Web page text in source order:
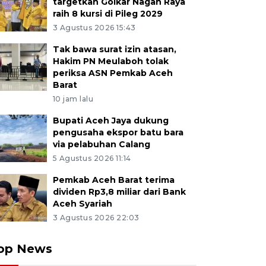
raih 8 kursi di Pileg 2029
3 Agustus 2026 15:43
Tak bawa surat izin atasan,
Hakim PN Meulaboh tolak
periksa ASN Pemkab Aceh
Barat
10 jam lalu
Bupati Aceh Jaya dukung
pengusaha ekspor batu bara
via pelabuhan Calang
5 Agustus 2026 11:14
Pemkab Aceh Barat terima
dividen Rp3,8 miliar dari Bank
Aceh Syariah
3 Agustus 2026 22:03
News